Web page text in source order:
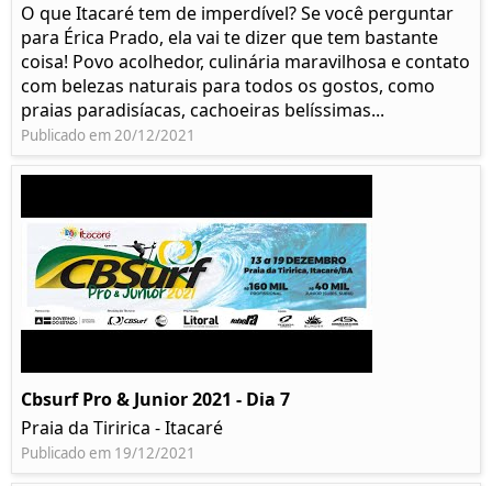
O que Itacaré tem de imperdível? Se você perguntar
para Érica Prado, ela vai te dizer que tem bastante
coisa!​ Povo acolhedor, culinária maravilhosa e contato
com belezas naturais para todos os gostos, como
praias paradisíacas, cachoeiras belíssimas...
Publicado em 20/12/2021
Cbsurf Pro & Junior 2021 - Dia 7
Praia da Tiririca - Itacaré
Publicado em 19/12/2021